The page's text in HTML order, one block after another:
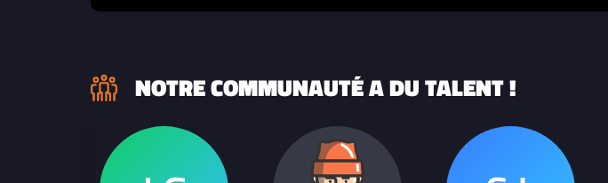
NOTRE COMMUNAUTÉ A DU TALENT !